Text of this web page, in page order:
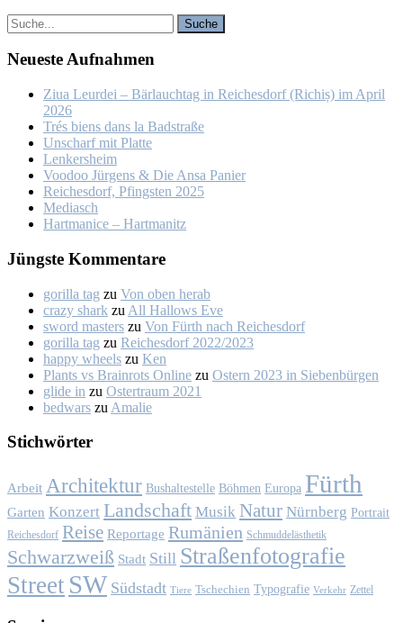
Neu­es­te Auf­nah­men
Ziua Leur­dei – Bär­lauch­tag in Rei­ches­dorf (Ri­chiș) im April
2026
Trés biens dans la Bad­stra­ße
Un­scharf mit Plat­te
Len­kers­heim
Voo­doo Jür­gens & Die An­sa Pa­nier
Rei­ches­dorf, Pfings­ten 2025
Me­dia­sch
Hart­ma­nice – Hart­ma­nitz
Jüngs­te Kom­men­ta­re
gorilla tag zu Von oben her­ab
crazy shark zu All Hal­lows Eve
sword masters zu Von Fürth nach Rei­ches­dorf
gorilla tag zu Rei­ches­dorf 2022/2023
happy wheels zu Ken
Plants vs Brainrots Online zu Os­tern 2023 in Sie­ben­bür­gen
glide in zu Os­ter­traum 2021
bedwars zu Ama­lie
Stich­wör­ter
Arbeit Architektur Bushaltestelle Böhmen Europa Fürth
Garten Konzert Landschaft Musik Natur Nürnberg Portrait
Reichesdorf Reise Reportage Rumänien Schmuddelästhetik
Schwarzweiß Stadt Still Straßenfotografie
Street SW Südstadt Tiere Tschechien Typografie Verkehr Zettel